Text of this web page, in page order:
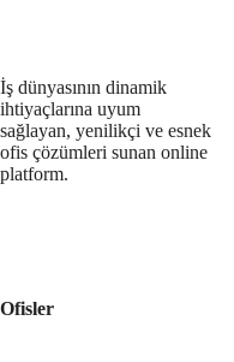
İş dünyasının dinamik
ihtiyaçlarına uyum
sağlayan, yenilikçi ve esnek
ofis çözümleri sunan online
platform.
Ofisler